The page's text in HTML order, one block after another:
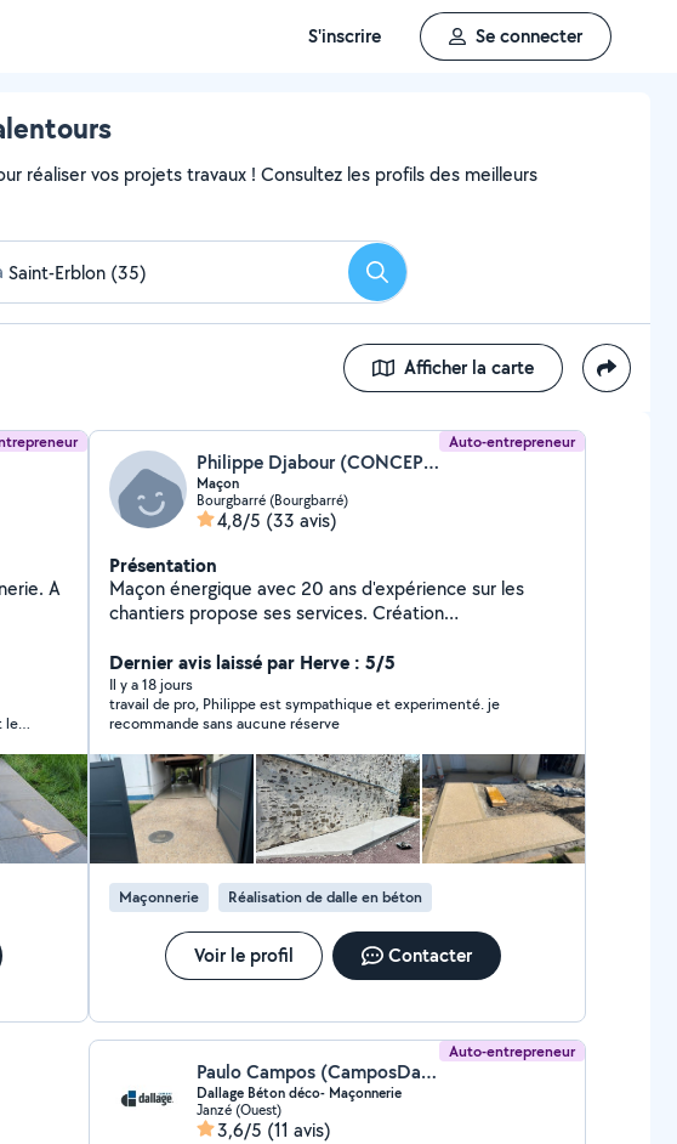
S'inscrire Se connecter
réaliser vos projets travaux ! Consultez les profils des meilleurs
Rechercher
Afficher la carte
A
le
Auto-entrepreneur
Philippe Djabour (CONCEPTION TERRASSE ET MACONNERIE)
Maçon
Bourgbarré (Bourgbarré)
4,8/5 (33 avis)
Présentation
Maçon énergique avec 20 ans d'expérience sur les
chantiers propose ses services. Création
désactivée. Place de parking en béton désactivé avec
pose de pavés. murs de clôture/soutènement.
Ouverture dans mur porteur en parpaings. Coffrage et
ferraillage escalier. Création seuil de portail et poteaux
de portail. Création muret de jardin.
Dernier avis laissé par Herve : 5/5
Il y a 18 jours
travail de pro, Philippe est sympathique et experimenté. je
recommande sans aucune réserve
Maçonnerie Réalisation de dalle en béton
Voir le profil Contacter
Auto-entrepreneur
Paulo Campos (CamposDallage)
Dallage Béton déco- Maçonnerie
Janzé (Ouest)
3,6/5 (11 avis)